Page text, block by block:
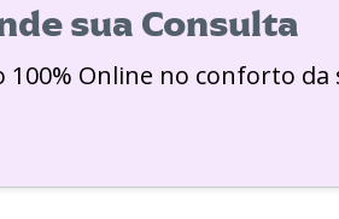
sua Consulta
Online no conforto da